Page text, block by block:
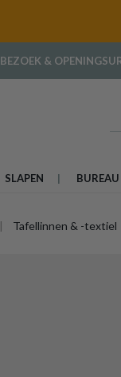
BEZOEK &
SLAPEN BUREAU
Tafellinnen & -textiel